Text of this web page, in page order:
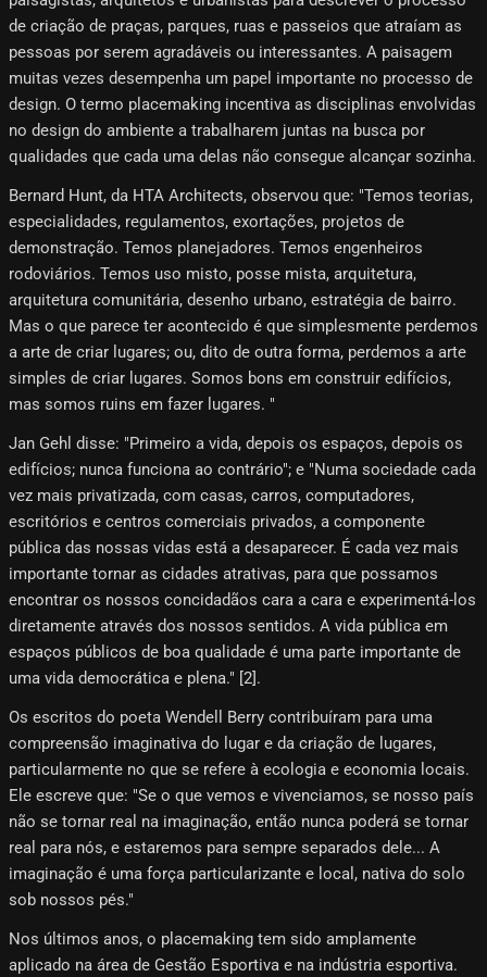
de criação de praças, parques, ruas e passeios que atraíam as
pessoas por serem agradáveis ​​ou interessantes. A paisagem
muitas vezes desempenha um papel importante no processo de
design. O termo placemaking incentiva as disciplinas envolvidas
no design do ambiente a trabalharem juntas na busca por
qualidades que cada uma delas não consegue alcançar sozinha.
Bernard Hunt, da HTA Architects, observou que: "Temos teorias,
especialidades, regulamentos, exortações, projetos de
demonstração. Temos planejadores. Temos engenheiros
rodoviários. Temos uso misto, posse mista, arquitetura,
arquitetura comunitária, desenho urbano, estratégia de bairro.
Mas o que parece ter acontecido é que simplesmente perdemos
a arte de criar lugares; ou, dito de outra forma, perdemos a arte
simples de criar lugares. Somos bons em construir edifícios,
mas somos ruins em fazer lugares. "
Jan Gehl disse: "Primeiro a vida, depois os espaços, depois os
edifícios; nunca funciona ao contrário"; e "Numa sociedade cada
vez mais privatizada, com casas, carros, computadores,
escritórios e centros comerciais privados, a componente
pública das nossas vidas está a desaparecer. É cada vez mais
importante tornar as cidades atrativas, para que possamos
encontrar os nossos concidadãos cara a cara e experimentá-los
diretamente através dos nossos sentidos. A vida pública em
espaços públicos de boa qualidade é uma parte importante de
uma vida democrática e plena." [2]​.
Os escritos do poeta Wendell Berry contribuíram para uma
compreensão imaginativa do lugar e da criação de lugares,
particularmente no que se refere à ecologia e economia locais.
Ele escreve que: "Se o que vemos e vivenciamos, se nosso país
não se tornar real na imaginação, então nunca poderá se tornar
real para nós, e estaremos para sempre separados dele... A
imaginação é uma força particularizante e local, nativa do solo
sob nossos pés."
Nos últimos anos, o placemaking tem sido amplamente
aplicado na área de Gestão Esportiva e na indústria esportiva.